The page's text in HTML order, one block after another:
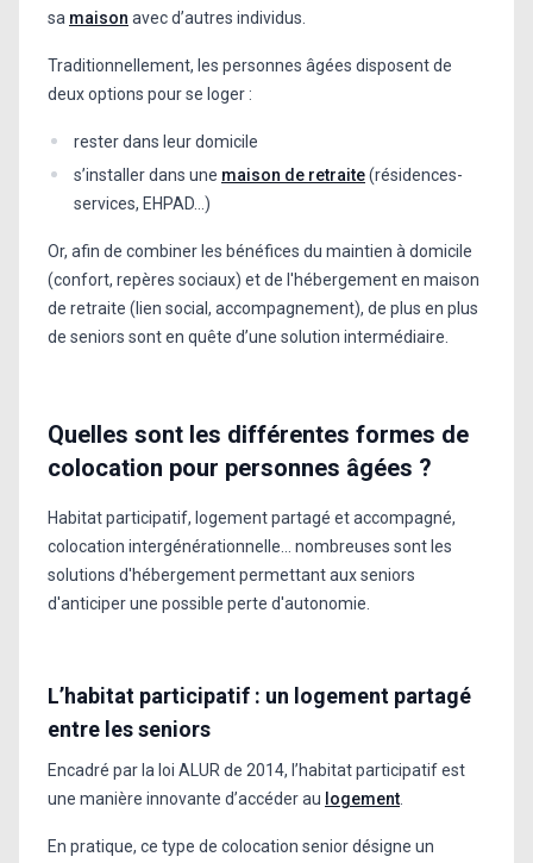
sa maison avec d’autres individus.
Traditionnellement, les personnes âgées disposent de
deux options pour se loger :
rester dans leur domicile
s’installer dans une maison de retraite(résidences-
services, EHPAD…)
Or, afin de combiner les bénéfices du maintien à domicile
(confort, repères sociaux) et de l'hébergement en maison
de retraite (lien social, accompagnement), de plus en plus
de seniors sont en quête d’une solution intermédiaire.
Quelles sont les différentes formes de
colocation pour personnes âgées ?
Habitat participatif, logement partagé et accompagné,
colocation intergénérationnelle… nombreuses sont les
solutions d'hébergement permettant aux seniors
d'anticiper une possible perte d'autonomie.
L’habitat participatif : un logement partagé
entre les seniors
Encadré par la loi ALUR de 2014, l’habitat participatif est
une manière innovante d’accéder au logement
En pratique, ce type de colocation senior désigne un